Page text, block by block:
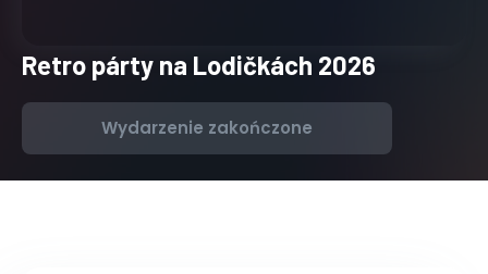
Retro párty na Lodičkách 2026
Wydarzenie zakończone